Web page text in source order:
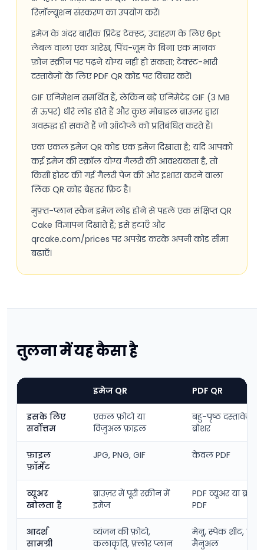
रिज़ॉल्यूशन संस्करण का उपयोग करें।
इमेज के अंदर बारीक प्रिंटेड टेक्स्ट, उदाहरण के लिए 6pt
लेबल वाला एक आरेख, पिंच-ज़ूम के बिना एक मानक
फ़ोन स्क्रीन पर पढ़ने योग्य नहीं हो सकता; टेक्स्ट-भारी
दस्तावेज़ों के लिए PDF QR कोड पर विचार करें।
GIF एनिमेशन समर्थित हैं, लेकिन बड़े एनिमेटेड GIF (3 MB
से ऊपर) धीरे लोड होते हैं और कुछ मोबाइल ब्राउज़र द्वारा
अवरुद्ध हो सकते हैं जो ऑटोप्ले को प्रतिबंधित करते हैं।
एक एकल इमेज QR कोड एक इमेज दिखाता है; यदि आपको
कई इमेज की स्क्रॉल योग्य गैलरी की आवश्यकता है, तो
किसी होस्ट की गई गैलरी पेज की ओर इशारा करने वाला
लिंक QR कोड बेहतर फ़िट है।
मुफ़्त-प्लान स्कैन इमेज लोड होने से पहले एक संक्षिप्त QR
Cake विज्ञापन दिखाते हैं; इसे हटाएँ और
qrcake.com/prices पर अपग्रेड करके अपनी कोड सीमा
बढ़ाएँ।
तुलना में यह कैसा है
इमेज QR PDF QR
इसके लिए
सर्वोत्तम
एकल फ़ोटो या
विज़ुअल फ़ाइल
बहु-पृष्ठ दस्तावेज़,
ब्रोशर
फ़ाइल
फ़ॉर्मेट
JPG, PNG, GIF केवल PDF
व्यूअर
खोलता है
ब्राउज़र में पूरी स्क्रीन में
इमेज
PDF व्यूअर या
PDF
आदर्श
सामग्री
व्यंजन की फ़ोटो,
कलाकृति, फ़्लोर प्लान
मेनू, स्पेक शीट,
मैनुअल